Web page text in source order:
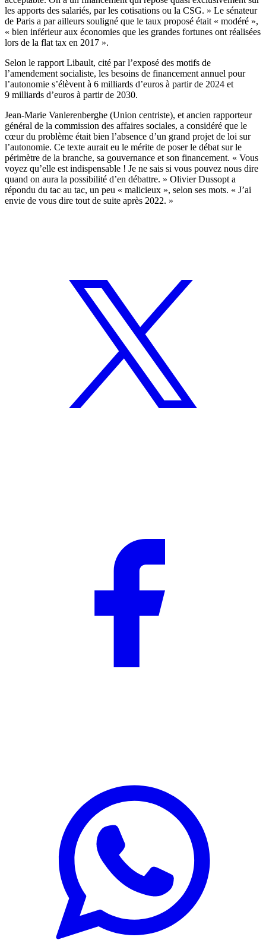
les apports des salariés, par les cotisations ou la CSG. » Le sénateur
de Paris a par ailleurs souligné que le taux proposé était « modéré »,
« bien inférieur aux économies que les grandes fortunes ont réalisées
lors de la flat tax en 2017 ».
Selon le rapport Libault, cité par l’exposé des motifs de
l’amendement socialiste, les besoins de financement annuel pour
l’autonomie s’élèvent à 6 milliards d’euros à partir de 2024 et
9 milliards d’euros à partir de 2030.
Jean-Marie Vanlerenberghe (Union centriste), et ancien rapporteur
général de la commission des affaires sociales, a considéré que le
cœur du problème était bien l’absence d’un grand projet de loi sur
l’autonomie. Ce texte aurait eu le mérite de poser le débat sur le
périmètre de la branche, sa gouvernance et son financement. « Vous
voyez qu’elle est indispensable ! Je ne sais si vous pouvez nous dire
quand on aura la possibilité d’en débattre. » Olivier Dussopt a
répondu du tac au tac, un peu « malicieux », selon ses mots. « J’ai
envie de vous dire tout de suite après 2022. »